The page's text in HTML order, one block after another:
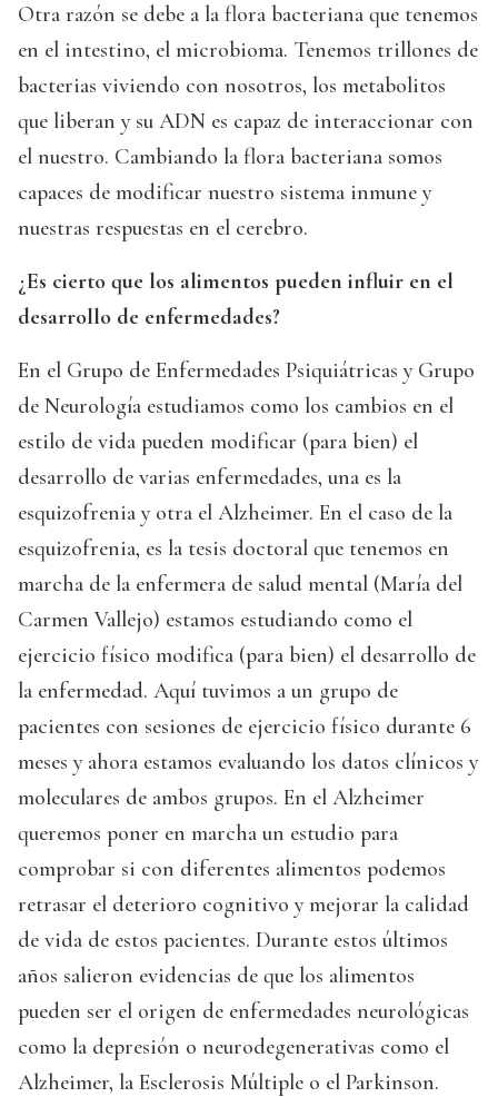
Otra razón se debe a la flora bacteriana que tenemos
en el intestino, el microbioma. Tenemos trillones de
bacterias viviendo con nosotros, los metabolitos
que liberan y su ADN es capaz de interaccionar con
el nuestro. Cambiando la flora bacteriana somos
capaces de modificar nuestro sistema inmune y
nuestras respuestas en el cerebro.
¿Es cierto que los alimentos pueden influir en el
desarrollo de enfermedades?
En el Grupo de Enfermedades Psiquiátricas y Grupo
de Neurología estudiamos como los cambios en el
estilo de vida pueden modificar (para bien) el
desarrollo de varias enfermedades, una es la
esquizofrenia y otra el Alzheimer. En el caso de la
esquizofrenia, es la tesis doctoral que tenemos en
marcha de la enfermera de salud mental (María del
Carmen Vallejo) estamos estudiando como el
ejercicio físico modifica (para bien) el desarrollo de
la enfermedad. Aquí tuvimos a un grupo de
pacientes con sesiones de ejercicio físico durante 6
meses y ahora estamos evaluando los datos clínicos y
moleculares de ambos grupos. En el Alzheimer
queremos poner en marcha un estudio para
comprobar si con diferentes alimentos podemos
retrasar el deterioro cognitivo y mejorar la calidad
de vida de estos pacientes. Durante estos últimos
años salieron evidencias de que los alimentos
pueden ser el origen de enfermedades neurológicas
como la depresión o neurodegenerativas como el
Alzheimer, la Esclerosis Múltiple o el Parkinson.